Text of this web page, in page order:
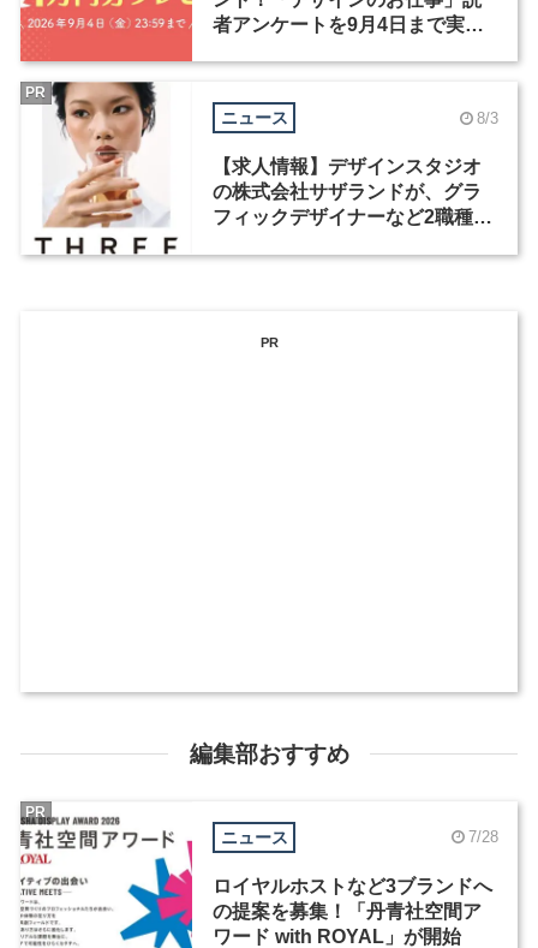
者アンケートを9月4日まで実施
ニュース 8/3
【求人情報】デザインスタジオ
の株式会社サザランドが、グラ
フィックデザイナーなど2職種を
PR
PR
編集部おすすめ
ニュース 7/28
ロイヤルホストなど3ブランドへ
の提案を募集！「丹青社空間ア
ワード with ROYAL」が開始
PR